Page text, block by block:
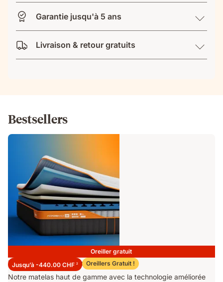
Garantie jusqu'à 5 ans
Livraison & retour gratuits
Bestsellers
Oreiller gratuit
Jusqu’à -440.00 CHF 2 Oreillers Gratuit !
Matelas Emma Performance 26
Notre matelas haut de gamme avec la technologie améliorée